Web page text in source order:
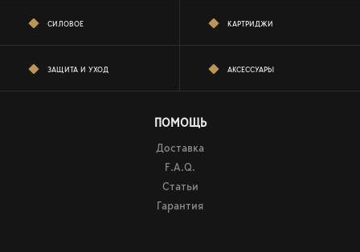
СИЛОВОЕ КАРТРИДЖИ
ЗАЩИТА И УХОД АКСЕССУАРЫ
ПОМОЩЬ
Доставка
F.A.Q.
Статьи
Гарантия